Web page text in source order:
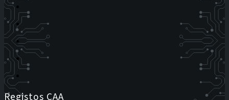
Registos CAA